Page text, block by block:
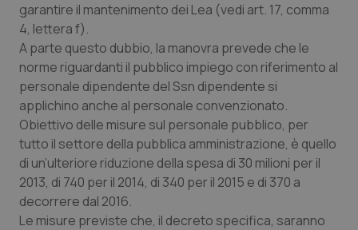
garantire il mantenimento dei Lea (vedi art. 17, comma
4, lettera f).
A parte questo dubbio, la manovra prevede che le
norme riguardanti il pubblico impiego con riferimento al
personale dipendente del Ssn dipendente si
applichino anche al personale convenzionato.
Obiettivo delle misure sul personale pubblico, per
tutto il settore della pubblica amministrazione, è quello
di un’ulteriore riduzione della spesa di 30 milioni per il
2013, di 740 per il 2014, di 340 per il 2015 e di 370 a
decorrere dal 2016.
Le misure previste che, il decreto specifica, saranno
_tteu www.quotidianosanitaclub.it
CookieScriptConsent
CookieScript
.quotidianosanitaclub.it
5 mesi 3
settimane
Google Privacy Policy